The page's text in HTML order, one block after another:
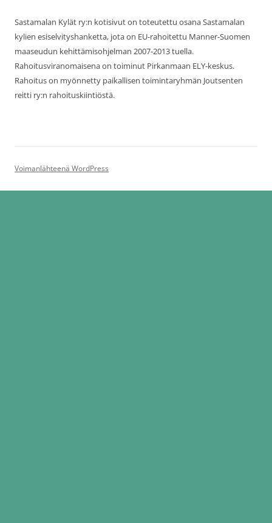
Sastamalan Kylät ry:n kotisivut on toteutettu osana Sastamalan
kylien esiselvityshanketta, jota on EU-rahoitettu Manner-Suomen
maaseudun kehittämisohjelman 2007-2013 tuella.
Rahoitusviranomaisena on toiminut Pirkanmaan ELY-keskus.
Rahoitus on myönnetty paikallisen toimintaryhmän Joutsenten
reitti ry:n rahoituskiintiöstä.
Voimanlähteenä WordPress